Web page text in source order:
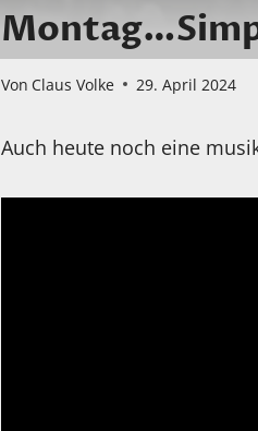
Von Claus Volke 29. April 2024
Auch heute noch eine